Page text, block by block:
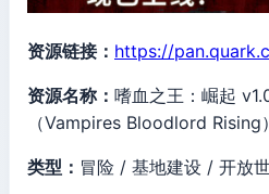
资源链接： https://
资源名称： 嗜血之王：崛起
（Vampires Bloodlord Rising
类型： 冒险 / 基地建设 / 开放